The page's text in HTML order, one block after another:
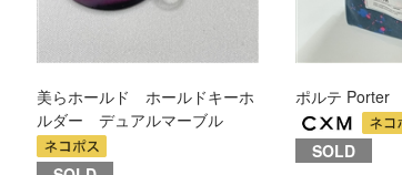
美らホールド ホールドキーホ
ルダー デュアルマーブル
ポルテ Porter
SOLD